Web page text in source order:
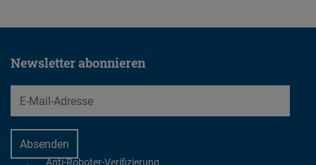
um
Veranstaltungen
in
der
Nähe
Newsletter abonnieren
EMail
Anti-Roboter-Verifizierung